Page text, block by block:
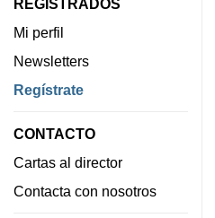
Mi perfil
Newsletters
Regístrate
CONTACTO
Cartas al director
Contacta con nosotros